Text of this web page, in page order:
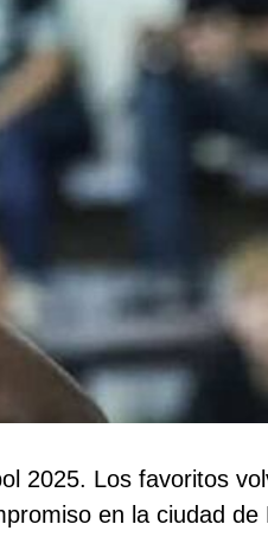
2025. Los favoritos
en la ciudad de